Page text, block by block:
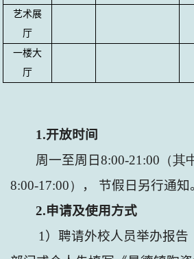
艺术展
厅
一楼大
厅
1.开放时间
周一至周日8:00-21:00（其
8:00-17:00）
， 节假日另行通知
2.申请及使用方式
1 ）聘请外校人员举办报告